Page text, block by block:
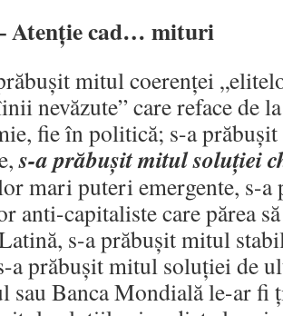
Atenţie cad… mituri
mitul coerenţei
nevăzute” care reface de
fie în politică; s-a
s-a prăbuşit mitul soluţiei
mari puteri emergente, s-a
anti-capitaliste care părea
s-a prăbuşit mitul
a prăbuşit mitul soluţiei de
sau Banca Mondială le-ar fi